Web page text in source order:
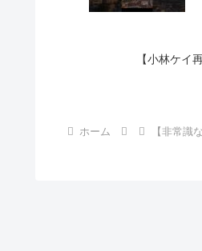
【小林ケイ
ホーム 【非常識